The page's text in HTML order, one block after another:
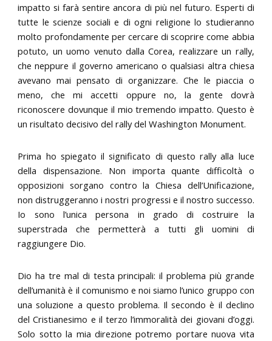
impatto si farà sentire ancora di più nel futuro. Esperti di
tutte le scienze sociali e di ogni religione lo studieranno
molto profondamente per cercare di scoprire come abbia
potuto, un uomo venuto dalla Corea, realizzare un rally,
che neppure il governo americano o qualsiasi altra chiesa
avevano mai pensato di organizzare. Che le piaccia o
meno, che mi accetti oppure no, la gente dovrà
riconoscere dovunque il mio tremendo impatto. Questo è
un risultato decisivo del rally del Washington Monument.
Prima ho spiegato il significato di questo rally alla luce
della dispensazione. Non importa quante difficoltà o
opposizioni sorgano contro la Chiesa dell’Unificazione,
non distruggeranno i nostri progressi e il nostro successo.
Io sono l’unica persona in grado di costruire la
superstrada che permetterà a tutti gli uomini di
raggiungere Dio.
Dio ha tre mal di testa principali: il problema più grande
dell’umanità è il comunismo e noi siamo l’unico gruppo con
una soluzione a questo problema. Il secondo è il declino
del Cristianesimo e il terzo l’immoralità dei giovani d’oggi.
Solo sotto la mia direzione potremo portare nuova vita